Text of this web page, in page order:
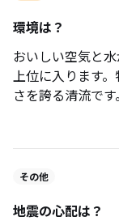
環境は？
おいしい空気と
上位に入ります
さを誇る清流です。
その他
地震の心配は？